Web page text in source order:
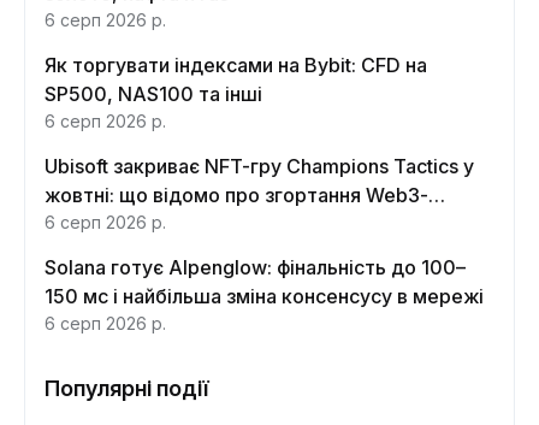
6 серп 2026 р.
Як торгувати індексами на Bybit: CFD на
SP500, NAS100 та інші
6 серп 2026 р.
Ubisoft закриває NFT-гру Champions Tactics у
жовтні: що відомо про згортання Web3-
функцій
6 серп 2026 р.
Solana готує Alpenglow: фінальність до 100–
150 мс і найбільша зміна консенсусу в мережі
6 серп 2026 р.
Популярні події